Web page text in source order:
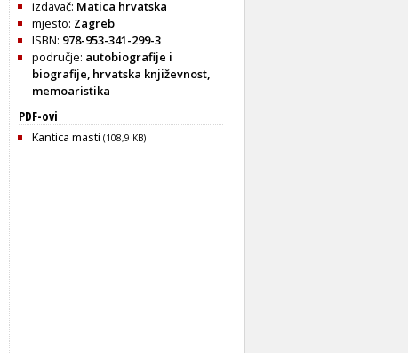
izdavač: Matica hrvatska
mjesto: Zagreb
ISBN: 978-953-341-299-3
područje: autobiografije i
biografije, hrvatska književnost,
memoaristika
PDF-ovi
Kantica masti (108,9 KB)